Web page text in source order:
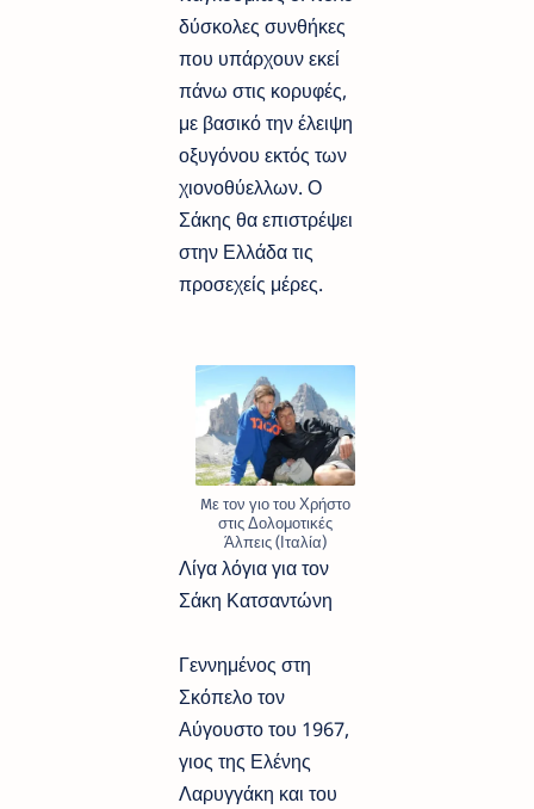
δύσκολες συνθήκες
που υπάρχουν εκεί
πάνω στις κορυφές,
με βασικό την έλειψη
οξυγόνου εκτός των
χιονοθύελλων. Ο
Σάκης θα επιστρέψει
στην Ελλάδα τις
προσεχείς μέρες.
Mε τον γιο του Χρήστο
στις Δολομοτικές
Άλπεις (Ιταλία)
Λίγα λόγια για τον
Σάκη Κατσαντώνη
Γεννημένος στη
Σκόπελο τον
Αύγουστο του 1967,
γιος της Ελένης
Λαρυγγάκη και του